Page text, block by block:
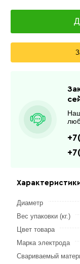
Диаметр
Вес упаковки (кг.)
Цвет товара
Марка электрода
Свариваемый